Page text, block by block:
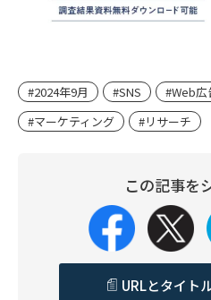
#2024年9月 #SNS #Web広
#マーケティング
#リサーチ
この記事を
URLとタイト